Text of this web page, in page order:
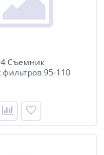
Съемник
95-110